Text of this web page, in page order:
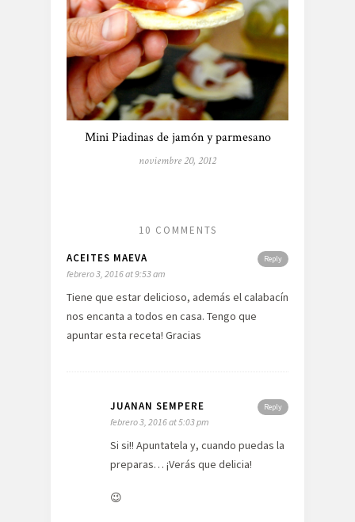
Mini Piadinas de jamón y parmesano
noviembre 20, 2012
10 COMMENTS
Reply
ACEITES MAEVA
febrero 3, 2016 at 9:53 am
Tiene que estar delicioso, además el calabacín
nos encanta a todos en casa. Tengo que
apuntar esta receta! Gracias
Reply
JUANAN SEMPERE
febrero 3, 2016 at 5:03 pm
Si si!! Apuntatela y, cuando puedas la
preparas… ¡Verás que delicia!
😉